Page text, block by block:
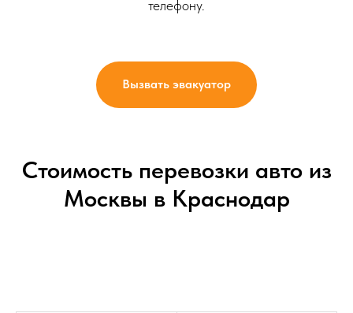
телефону.
Вызвать эвакуатор
Стоимость перевозки авто из
Москвы в Краснодар